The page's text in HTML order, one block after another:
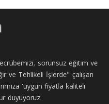
sorunsuz eğitim ve
ve Tehlikeli İşlerde" çalışan
'uygun fiyatla kaliteli
duyuyoruz.